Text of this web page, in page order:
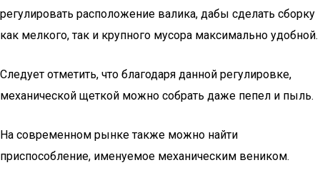
регулировать расположение валика, дабы сделать сборку
как мелкого, так и крупного мусора максимально удобной.
Следует отметить, что благодаря данной регулировке,
механической щеткой можно собрать даже пепел и пыль.
На современном рынке также можно найти
приспособление, именуемое механическим веником.